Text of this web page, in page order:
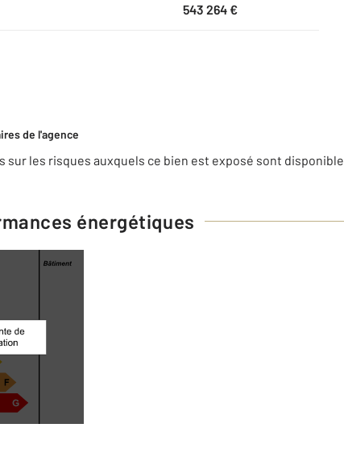
543 264 €
de l'agence
sur les risques auxquels ce bien est exposé sont
énergétiques